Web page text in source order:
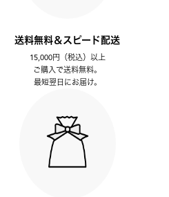
送料無料＆スピード配送
15,000円（税込）以上
ご購入で送料無料。
最短翌日にお届け。